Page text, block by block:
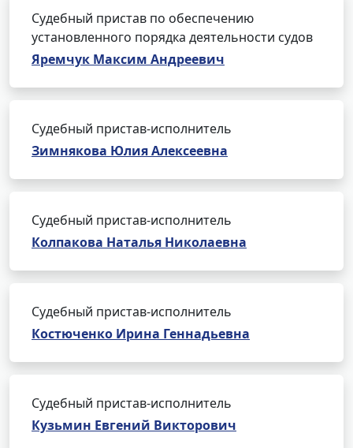
Судебный пристав по обеспечению
установленного порядка деятельности судов
Яремчук Максим Андреевич
Судебный пристав-исполнитель
Зимнякова Юлия Алексеевна
Судебный пристав-исполнитель
Колпакова Наталья Николаевна
Судебный пристав-исполнитель
Костюченко Ирина Геннадьевна
Судебный пристав-исполнитель
Кузьмин Евгений Викторович